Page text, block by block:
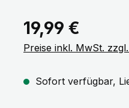
Regulärer Preis:
19,99 €
Preise inkl. MwSt.
Sofort verfügbar,